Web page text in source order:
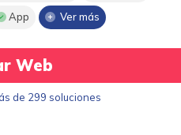
App Ver más
Web
de 299 soluciones